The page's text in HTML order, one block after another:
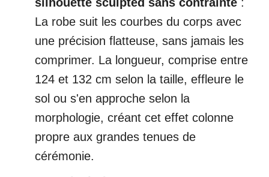
La robe suit les courbes du corps avec
une précision flatteuse, sans jamais les
comprimer. La longueur, comprise entre
124 et 132 cm selon la taille, effleure le
sol ou s'en approche selon la
morphologie, créant cet effet colonne
propre aux grandes tenues de
cérémonie.